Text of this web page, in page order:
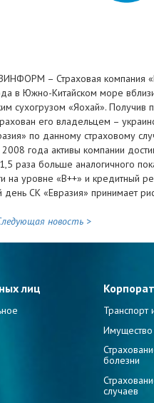
– Страховая компания
в Южно-Китайском море
сухогрузом «Яохай».
его владельцем –
по данному страховому
года активы компании
раза больше аналогичного
на уровне «B++» и кредитный
СК «Евразия» принимает
новость >
лиц
Транспорт
Имущество
болезни
случаев